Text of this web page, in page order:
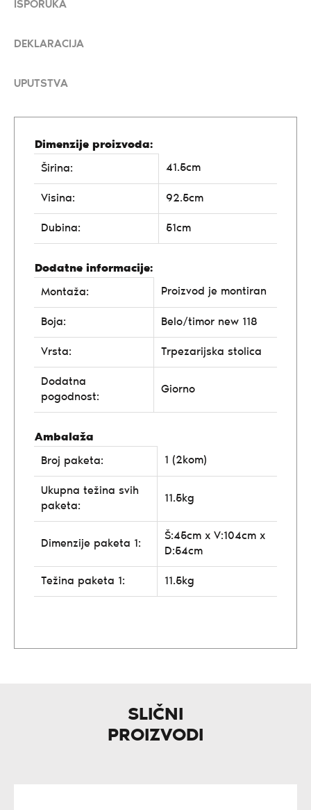
ISPORUKA
DEKLARACIJA
UPUTSTVA
Dimenzije proizvoda:
Širina:
41.5cm
Visina: 92.5cm
Dubina: 51cm
Dodatne informacije:
Montaža:
Proizvod je montiran
Boja: Belo/timor new 118
Vrsta: Trpezarijska stolica
Dodatna
pogodnost:
Giorno
Ambalaža
Broj paketa:
1 (2kom)
Ukupna težina svih
paketa:
11.5kg
Dimenzije paketa 1:
Š:45cm x V:104cm x
D:54cm
Težina paketa 1: 11.5kg
SLIČNI
PROIZVODI